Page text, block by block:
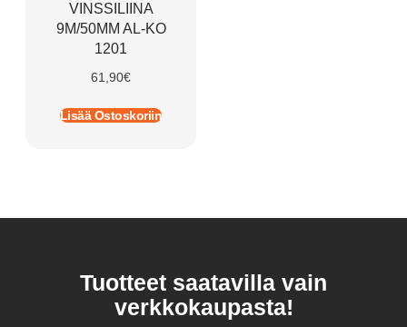
VINSSILIINA
9M/50MM AL-KO
1201
61,90€
Lisää Ostoskoriin
Tuotteet saatavilla vain
verkkokaupasta!